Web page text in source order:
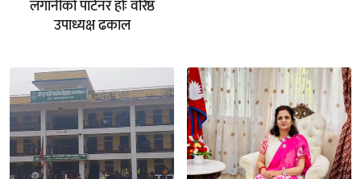
लगानीको पार्टनर होः वरिष्ठ
उपाध्यक्ष ढकाल